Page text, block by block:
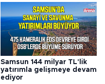
Samsun 144 milyar TL'lik
yatırımla gelişmeye devam
ediyor